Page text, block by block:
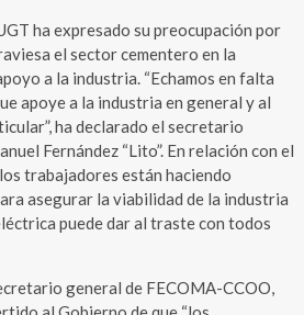
ha expresado su preocupación por
el sector cementero en la
a la industria. “Echamos en falta
apoye a la industria en general y al
ha declarado el secretario
Fernández “Lito”. En relación con el
trabajadores están haciendo
asegurar la viabilidad de la industria
puede dar al traste con todos
general de FECOMA-CCOO,